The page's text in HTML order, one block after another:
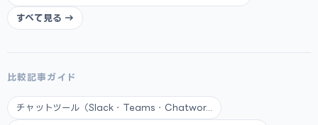
すべて見る →
比較記事ガイド
チャットツール（Slack・Teams・Chatwor...